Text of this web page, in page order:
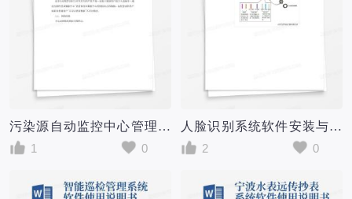
污染源自动监控中心管理系统软件使用说明书
1
0
人脸识别系统软件安装与使用说明书
2
0